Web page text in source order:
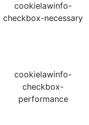
cookielawinfo-
checkbox-necessary
cookielawinfo-
checkbox-
performance